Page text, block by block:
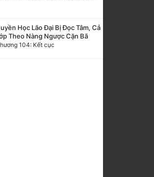
Học Lão Đại Bị Đọc Tâm, Cả
Theo Nàng Ngược Cặn Bã
104: Kết cục